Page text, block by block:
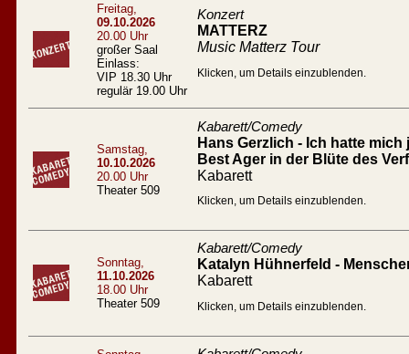
Freitag,
09.10.2026
20.00 Uhr
großer Saal
Einlass:
VIP 18.30 Uhr
regulär 19.00 Uhr
Konzert
MATTERZ
Music Matterz Tour
Klicken, um Details einzublenden.
Samstag,
10.10.2026
20.00 Uhr
Theater 509
Kabarett/Comedy
Hans Gerzlich - Ich hatte
Best Ager in der Blüte des
Kabarett
Klicken, um Details einzublenden.
Sonntag,
11.10.2026
18.00 Uhr
Theater 509
Kabarett/Comedy
Katalyn Hühnerfeld -
Kabarett
Klicken, um Details einzublenden.